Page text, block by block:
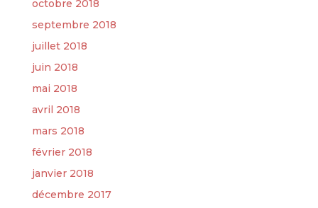
octobre 2018
septembre 2018
juillet 2018
juin 2018
mai 2018
avril 2018
mars 2018
février 2018
janvier 2018
décembre 2017